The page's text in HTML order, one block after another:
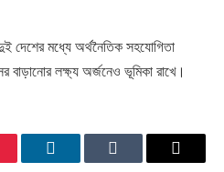
দেশের মধ্যে অর্থনৈতিক সহযোগিতা
বাড়ানোর লক্ষ্য অর্জনেও ভূমিকা রাখে।
LinkedInTumblr Email